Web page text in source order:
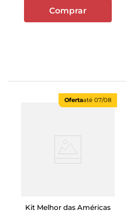
Comprar
Ofertaaté 07/08
Kit Melhor das Américas